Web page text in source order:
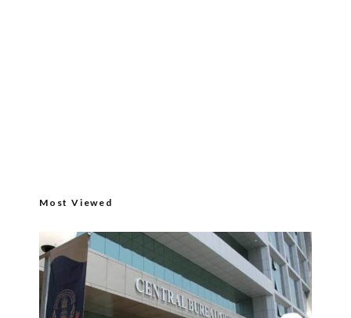
Most Viewed